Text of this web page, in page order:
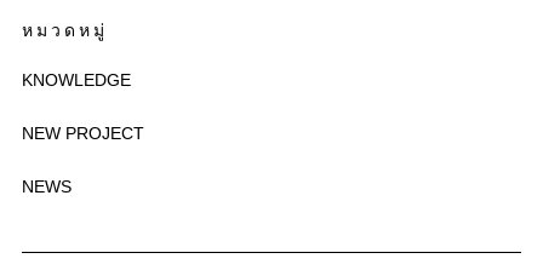
หมวดหมู่
KNOWLEDGE
NEW PROJECT
NEWS